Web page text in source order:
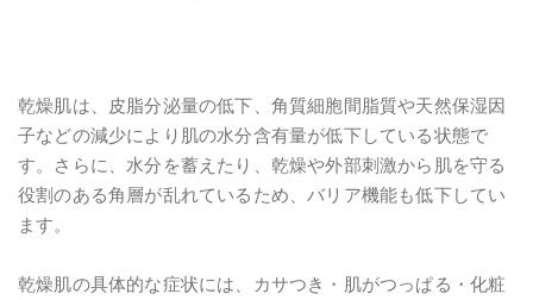
乾燥肌は、皮脂分泌量の低下、角質細胞間脂質や天然保湿因
子などの減少により肌の水分含有量が低下している状態で
す。さらに、水分を蓄えたり、乾燥や外部刺激から肌を守る
役割のある角層が乱れているため、バリア機能も低下してい
ます。
乾燥肌の具体的な症状には、カサつき・肌がつっぱる・化粧